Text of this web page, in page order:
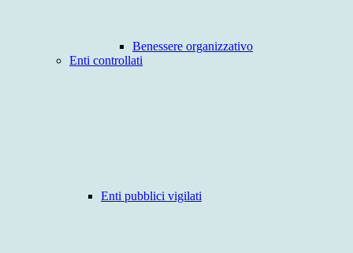
Benessere organizzativo
Enti controllati
Enti pubblici vigilati